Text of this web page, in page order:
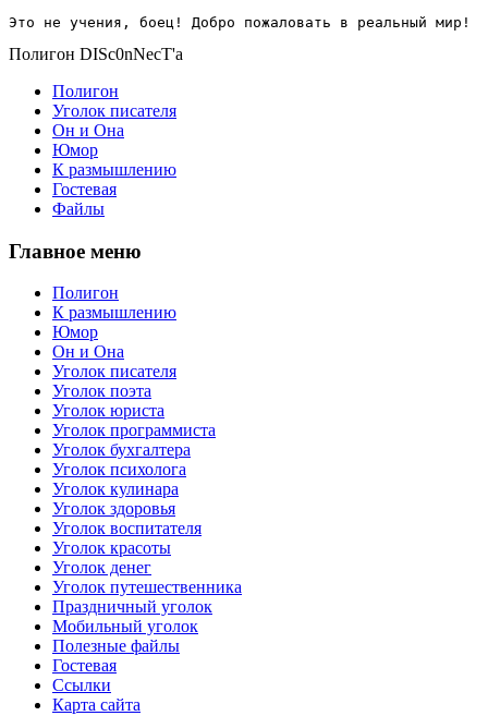
Это не учения, боец! Добро пожаловать в реальный мир!
Полигон DISc0nNecT'a
Полигон
Уголок писателя
Он и Она
Юмор
К размышлению
Гостевая
Файлы
Главное меню
Полигон
К размышлению
Юмор
Он и Она
Уголок писателя
Уголок поэта
Уголок юриста
Уголок программиста
Уголок бухгалтера
Уголок психолога
Уголок кулинара
Уголок здоровья
Уголок воспитателя
Уголок красоты
Уголок денег
Уголок путешественника
Праздничный уголок
Мобильный уголок
Полезные файлы
Гостевая
Ссылки
Карта сайта